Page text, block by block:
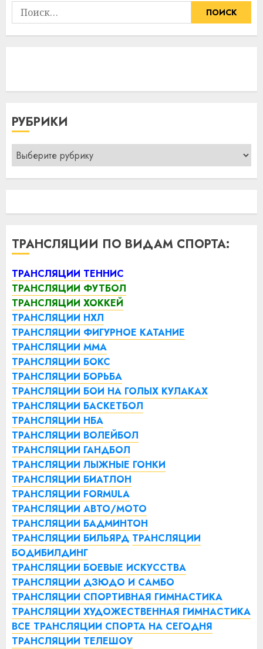
Найти:
РУБРИКИ
Рубрики
ТРАНСЛЯЦИИ ПО ВИДАМ СПОРТА:
ТРАНСЛЯЦИИ ТЕННИС
ТРАНСЛЯЦИИ ФУТБОЛ
ТРАНСЛЯЦИИ ХОККЕЙ
ТРАНСЛЯЦИИ НХЛ
ТРАНСЛЯЦИИ ФИГУРНОЕ КАТАНИЕ
ТРАНСЛЯЦИИ ММА
ТРАНСЛЯЦИИ БОКС
ТРАНСЛЯЦИИ БОРЬБА
ТРАНСЛЯЦИИ БОИ НА ГОЛЫХ КУЛАКАХ
ТРАНСЛЯЦИИ БАСКЕТБОЛ
ТРАНСЛЯЦИИ НБА
ТРАНСЛЯЦИИ ВОЛЕЙБОЛ
ТРАНСЛЯЦИИ ГАНДБОЛ
ТРАНСЛЯЦИИ ЛЫЖНЫЕ ГОНКИ
ТРАНСЛЯЦИИ БИАТЛОН
ТРАНСЛЯЦИИ FORMULA
ТРАНСЛЯЦИИ АВТО/МОТО
ТРАНСЛЯЦИИ БАДМИНТОН
ТРАНСЛЯЦИИ БИЛЬЯРД ТРАНСЛЯЦИИ
БОДИБИЛДИНГ
ТРАНСЛЯЦИИ БОЕВЫЕ ИСКУССТВА
ТРАНСЛЯЦИИ ДЗЮДО И САМБО
ТРАНСЛЯЦИИ СПОРТИВНАЯ ГИМНАСТИКА
ТРАНСЛЯЦИИ ХУДОЖЕСТВЕННАЯ ГИМНАСТИКА
ВСЕ ТРАНСЛЯЦИИ СПОРТА НА СЕГОДНЯ
ТРАНСЛЯЦИИ ТЕЛЕШОУ